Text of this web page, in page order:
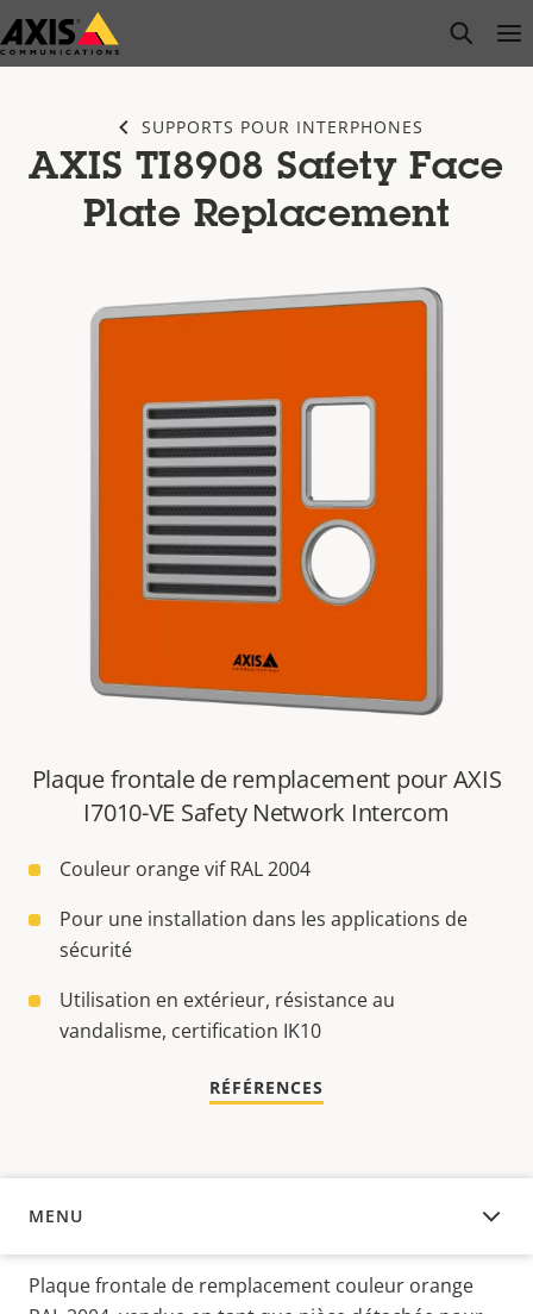
Passer
au
open
SUPPORTS POUR INTERPHONES
AXIS TI8908 Safety Face
Plate Replacement
Plaque frontale de remplacement pour AXIS
I7010-VE Safety Network Intercom
Couleur orange vif RAL 2004
Pour une installation dans les applications de
sécurité
Utilisation en extérieur, résistance au
vandalisme, certification IK10
RÉFÉRENCES
MENU
APERÇU
Plaque frontale de remplacement couleur orange